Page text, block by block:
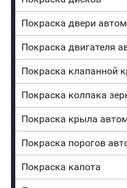
Покраска двери
Покраска двигателя
Покраска клапанной
Покраска колпака
Покраска крыла
Покраска порогов
Покраска капота